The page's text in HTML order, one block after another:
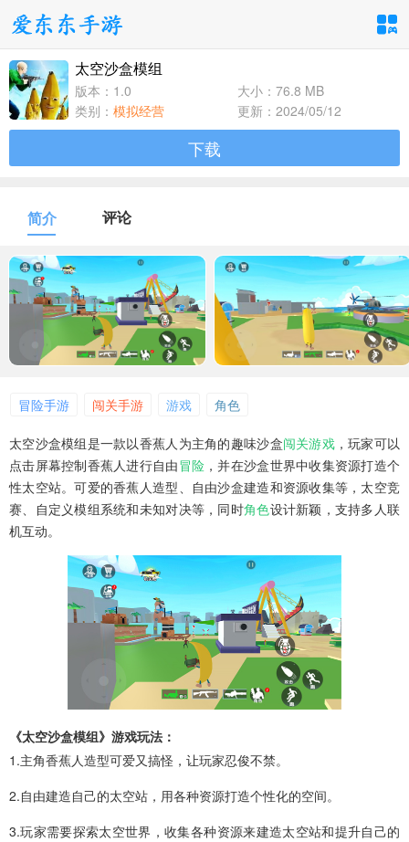
手游分类
卡牌回合
1百+款手游
1百+款手游
体育竞速
1百+款手游
冒险解谜
1百+款手游
模拟经营
1百+款手游
音乐舞蹈
1百+款手游
儿童教育
1百+款手游
太空沙盒模组
版本：1.0
大小：76.8 MB
类别： 模拟经营 更新：2024/05/12
下载
简介 评论
冒险手游 闯关手游 游戏 角色
太空沙盒模组是一款以香蕉人为主角的趣味沙盒闯关游戏，玩家可以
点击屏幕控制香蕉人进行自由冒险 ，并在沙盒世界中收集资源打造个
性太空站。可爱的香蕉人造型、自由沙盒建造和资源收集等，太空竞
赛、自定义模组系统和未知对决等，同时角色设计新颖，支持多人联
机互动。
《太空沙盒模组》游戏玩法：
1.主角香蕉人造型可爱又搞怪，让玩家忍俊不禁。
2.自由建造自己的太空站，用各种资源打造个性化的空间。
3.玩家需要探索太空世界，收集各种资源来建造太空站和提升自己的